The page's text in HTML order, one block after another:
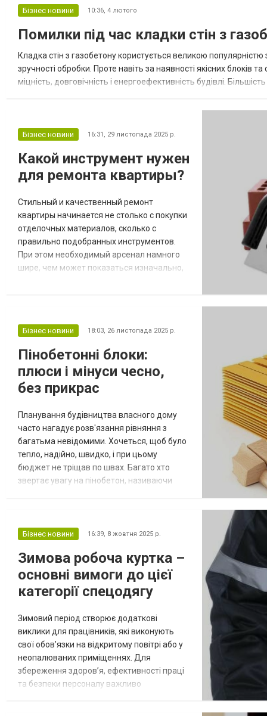
виготовлення стендів, промостійок,
інформаційних панелей і тимчасових
торговельних конструкцій. Завдяки цьому
сотовий поліпропілен став популярним
вибором для маркетингових і
виставкових...
Бізнес новини 10:36, 4 лютого
Помилки під час кладки стін з
Кладка стін з газобетону користується великою
зручності обробки. Проте навіть за наявності якісних блоків
міцність, довговічність і енергоефективність будівлі.
Бізнес новини 16:31, 29 листопада 2025 р.
Какой инструмент нужен
для ремонта квартиры?
Стильный и качественный ремонт
квартиры начинается не столько с покупки
отделочных материалов, сколько с
правильно подобранных инструментов.
При этом необходимый арсенал намного
шире, чем может показаться изначально,
случае, использование
профессионального оборудования дает
возможность не только ускорить процесс,
но и обеспечить долговечность и...
Бізнес новини 18:03, 26 листопада 2025 р.
Пінобетонні блоки:
плюси і мінуси чесно,
без прикрас
Планування будівництва власного дому
часто нагадує розв'язання рівняння з
багатьма невідомими. Хочеться, щоб було
тепло, надійно, швидко, і при цьому
бюджет не тріщав по швах. Багато хто
звертає увагу на пінобетон, називаючи
Спираючись на технічні дані та досвід
детальний розбір, в якому розглянемо
реа...
Бізнес новини 16:39, 8 жовтня 2025 р.
Зимова робоча куртка –
основні вимоги до цієї
категорії спецодягу
Зимовий період створює додаткові
виклики для працівників, які виконують
свої обов’язки на відкритому повітрі або у
неопалюваних приміщеннях. Для
збереження здоров’я, ефективності праці
та безпеки персоналу важливо